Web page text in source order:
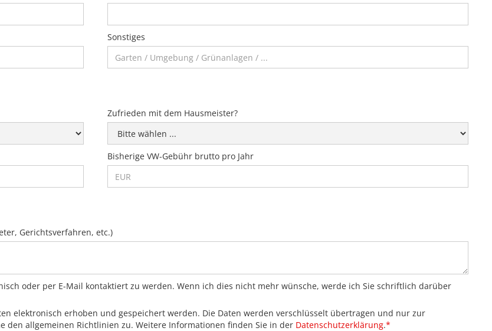
Sonstiges
Zufrieden mit dem Hausmeister?
Bisherige VW-Gebühr brutto pro Jahr
Gerichtsverfahren, etc.)
oder per E-Mail kontaktiert zu werden. Wenn ich dies nicht mehr wünsche, werde ich Sie schriftlich darüber
elektronisch erhoben und gespeichert werden. Die Daten werden verschlüsselt übertragen und nur zur
allgemeinen Richtlinien zu. Weitere Informationen finden Sie in der Datenschutzerklärung.*